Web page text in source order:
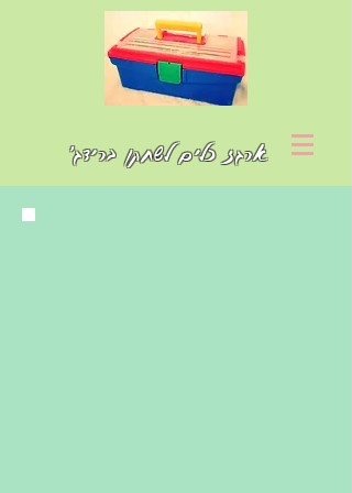
ארגז כלים לשחקן ברידג'